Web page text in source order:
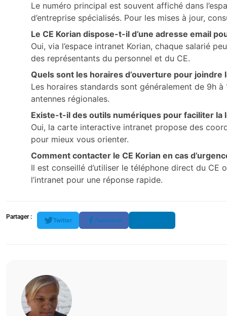
Le numéro principal est souvent affiché dans
d’entreprise spécialisés. Pour les mises à jour,
Le CE Korian dispose-t-il d’une adresse email
Oui, via l’espace intranet Korian, chaque salarié
des représentants du personnel et du CE.
Quels sont les horaires d’ouverture pour joindre
Les horaires standards sont généralement de 9h
antennes régionales.
Existe-t-il des outils numériques pour faciliter la
Oui, la carte interactive intranet propose des
pour mieux vous orienter.
Comment contacter le CE Korian en cas
Il est conseillé d’utiliser le téléphone direct du CE
l’intranet pour une réponse rapide.
Partager :
Twitter Facebook